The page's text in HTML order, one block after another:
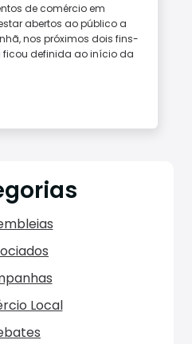
de comércio em
abertos ao público a
nos próximos dois fins-
definida ao início da
Local